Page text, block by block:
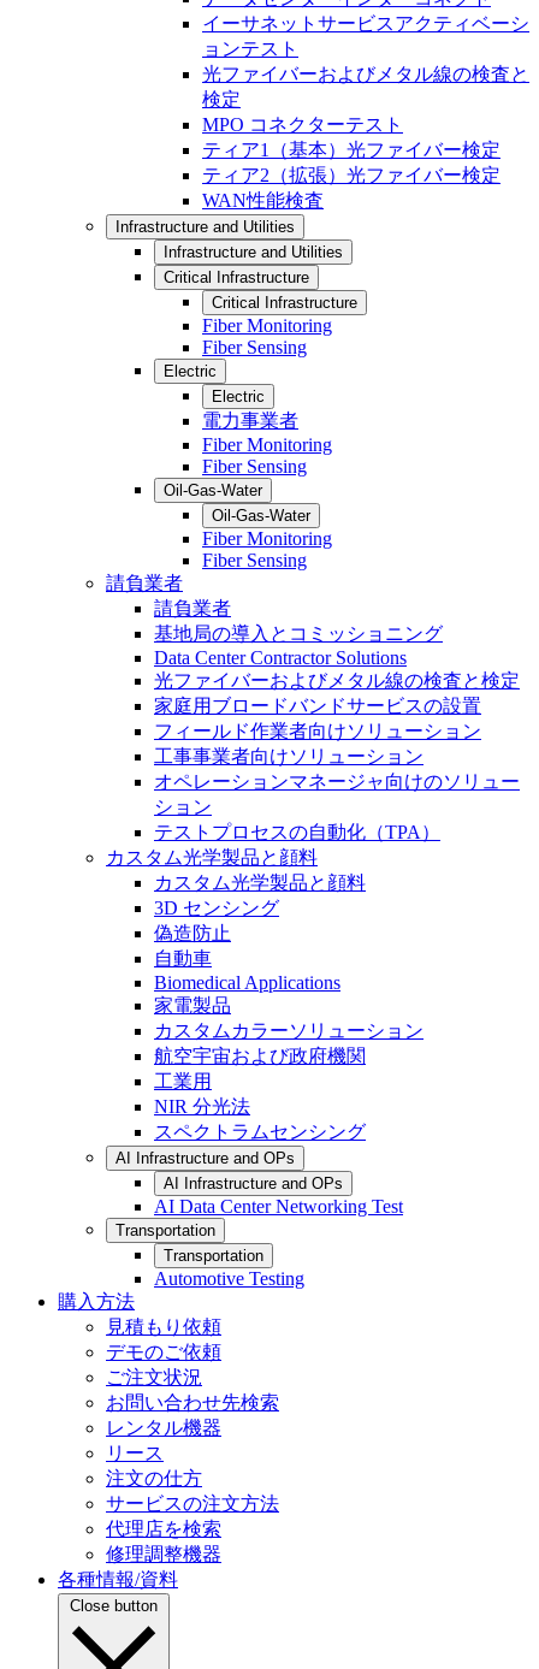
イーサネットサービスアクティベーシ
ョンテスト
光ファイバーおよびメタル線の検査と
検定
MPO コネクターテスト
ティア1（基本）光ファイバー検定
ティア2（拡張）光ファイバー検定
WAN性能検査
Infrastructure and Utilities
Infrastructure and Utilities
Critical Infrastructure
Critical Infrastructure
Fiber Monitoring
Fiber Sensing
Electric
Electric
電力事業者
Fiber Monitoring
Fiber Sensing
Oil-Gas-Water
Oil-Gas-Water
Fiber Monitoring
Fiber Sensing
請負業者
請負業者
基地局の導入とコミッショニング
Data Center Contractor Solutions
光ファイバーおよびメタル線の検査と検定
家庭用ブロードバンドサービスの設置
フィールド作業者向けソリューション
工事事業者向けソリューション
オペレーションマネージャ向けのソリュー
ション
テストプロセスの自動化（TPA）
カスタム光学製品と顔料
カスタム光学製品と顔料
3D センシング
偽造防止
自動車
Biomedical Applications
家電製品
カスタムカラーソリューション
航空宇宙および政府機関
工業用
NIR 分光法
スペクトラムセンシング
AI Infrastructure and OPs
AI Infrastructure and OPs
AI Data Center Networking Test
Transportation
Transportation
Automotive Testing
購入方法
見積もり依頼
デモのご依頼
ご注文状況
お問い合わせ先検索
レンタル機器
リース
注文の仕方
サービスの注文方法
代理店を検索
修理調整機器
各種情報/資料
Close button